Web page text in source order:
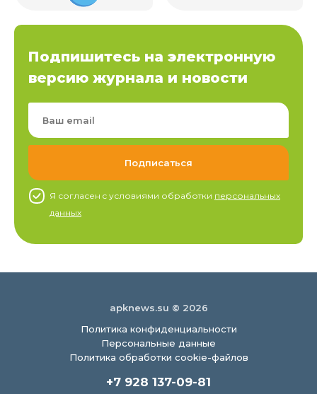
Подпишитесь на электронную
версию журнала и новости
Я согласен c условиями обработки персональных
данных
apknews.su © 2026
Политика конфиденциальности
Персональные данные
Политика обработки cookie-файлов
+7 928 137-09-81